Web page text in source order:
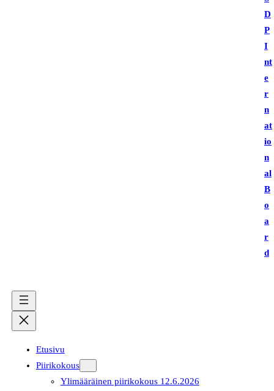
D
P
I
nt
e
r
n
at
io
n
al
B
o
a
r
d
Etusivu
Piirikokous
Ylimääräinen piirikokous 12.6.2026